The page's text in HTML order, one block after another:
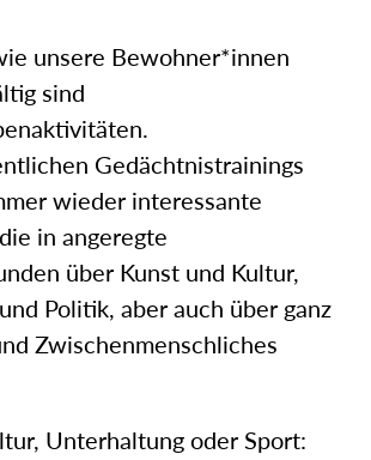
unsere Bewohner*innen
sind
Gedächtnistrainings
wieder interessante
in angeregte
über Kunst und Kultur,
Politik, aber auch über ganz
Zwischenmenschliches
Unterhaltung oder Sport: